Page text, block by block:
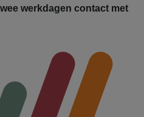
werkdagen contact met